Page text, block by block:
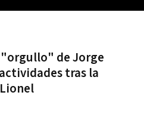
"orgullo" de Jorge
tras la